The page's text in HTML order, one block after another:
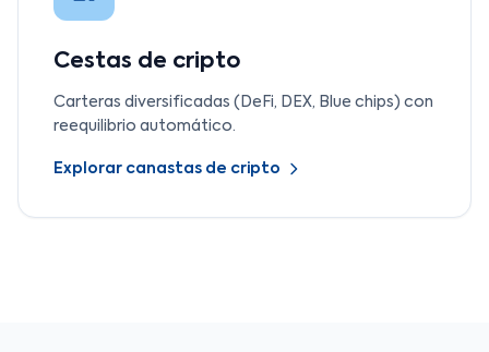
Cestas de cripto
Carteras diversificadas (DeFi, DEX, Blue chips) con
reequilibrio automático.
Explorar canastas de cripto